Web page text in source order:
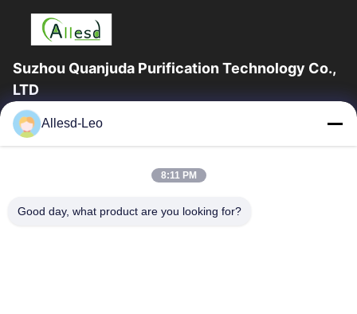
Suzhou Quanjuda Purification Technology Co.,
LTD
16 বছরের অভিজ্ঞতা, ESD এবং Cleanroom পণ্যগুলির একটি নেতৃস্থানীয়
প্রস্তুতকারক এবং রপ্তানিকারক হিসাবে, আমরা ESD এবং Cleanroom সরঞ্জাম এবং
বাড়ি
পণ্য
Allesd-Leo
8:11 PM
Good day, what product are you looking for?